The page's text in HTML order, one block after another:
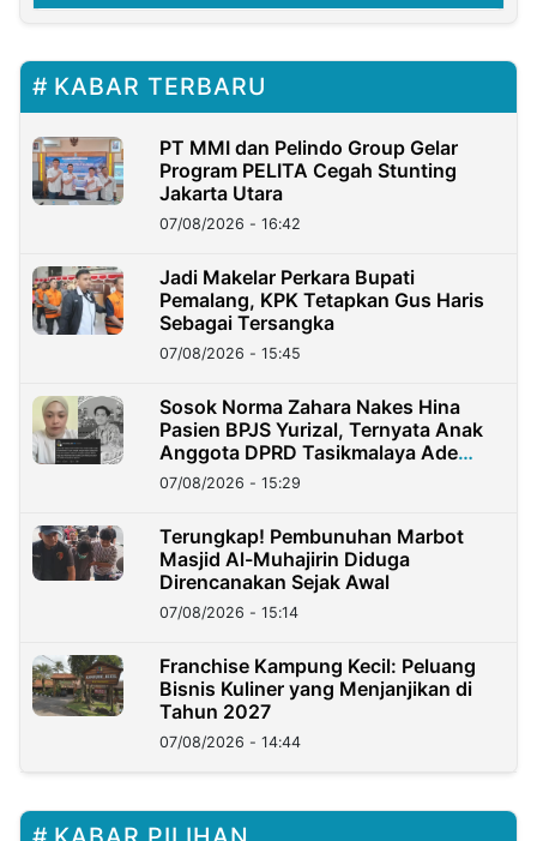
KABAR TERBARU
PT MMI dan Pelindo Group Gelar
Program PELITA Cegah Stunting
Jakarta Utara
07/08/2026 - 16:42
Jadi Makelar Perkara Bupati
Pemalang, KPK Tetapkan Gus Haris
Sebagai Tersangka
07/08/2026 - 15:45
Sosok Norma Zahara Nakes Hina
Pasien BPJS Yurizal, Ternyata Anak
Anggota DPRD Tasikmalaya Ade
Lukman
07/08/2026 - 15:29
Terungkap! Pembunuhan Marbot
Masjid Al-Muhajirin Diduga
Direncanakan Sejak Awal
07/08/2026 - 15:14
Franchise Kampung Kecil: Peluang
Bisnis Kuliner yang Menjanjikan di
Tahun 2027
07/08/2026 - 14:44